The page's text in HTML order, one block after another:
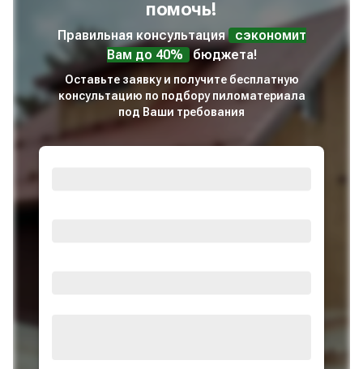
помочь!
Правильная консультация
сэкономит
Вам до 40%
бюджета!
Оставьте заявку и получите бесплатную
консультацию по подбору пиломатериала
под Ваши требования